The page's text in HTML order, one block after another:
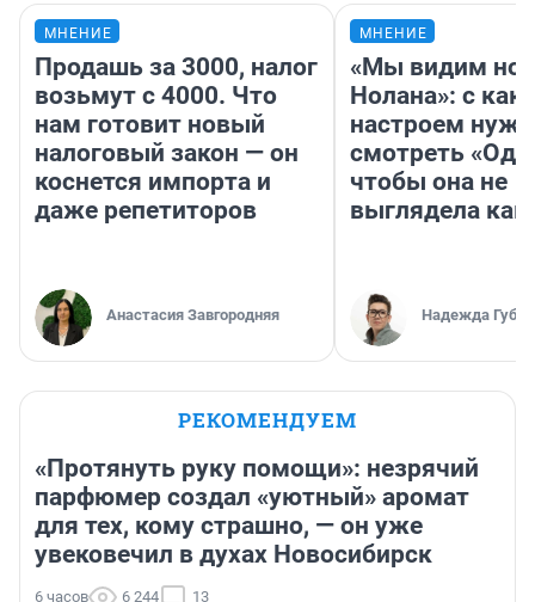
МНЕНИЕ
Продашь за 3000, налог
возьмут с 4000. Что
нам готовит новый
налоговый закон — он
коснется импорта и
даже репетиторов
Анастасия Завгородняя
МНЕНИЕ
«Мы видим
Нолана»: с
настроем
смотреть
чтобы она не
выглядела как
Надежда
РЕКОМЕНДУЕМ
«Протянуть руку помощи»: незрячий
парфюмер создал «уютный» аромат
для тех, кому страшно, — он уже
увековечил в духах Новосибирск
6 часов 6 244 13